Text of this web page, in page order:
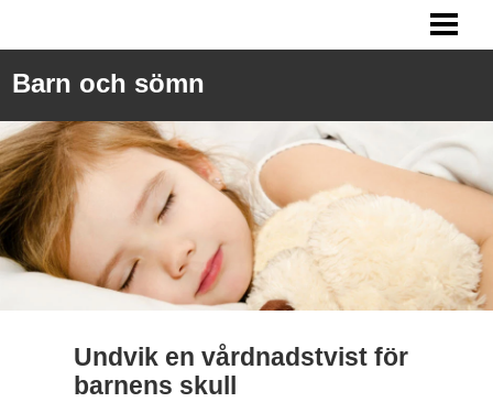
MITT BARN SOVER INTE
FÅ BARN ATT SOVA
BLOGG
Barn och sömn
Undvik en vårdnadstvist för
barnens skull